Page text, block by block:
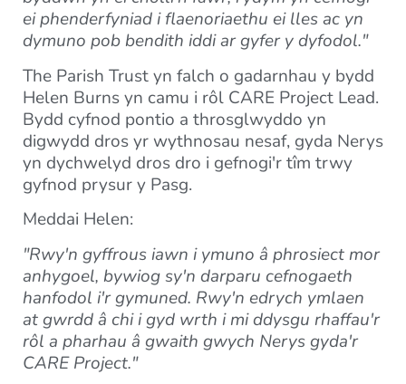
ei phenderfyniad i flaenoriaethu ei lles ac yn
dymuno pob bendith iddi ar gyfer y dyfodol."
The Parish Trust yn falch o gadarnhau y bydd
Helen Burns yn camu i rôl CARE Project Lead.
Bydd cyfnod pontio a throsglwyddo yn
digwydd dros yr wythnosau nesaf, gyda Nerys
yn dychwelyd dros dro i gefnogi'r tîm trwy
gyfnod prysur y Pasg.
Meddai Helen:
"Rwy'n gyffrous iawn i ymuno â phrosiect mor
anhygoel, bywiog sy'n darparu cefnogaeth
hanfodol i'r gymuned. Rwy'n edrych ymlaen
at gwrdd â chi i gyd wrth i mi ddysgu rhaffau'r
rôl a pharhau â gwaith gwych Nerys gyda'r
CARE Project."